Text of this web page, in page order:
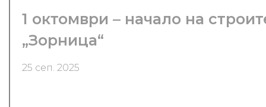
1 октомври – начало на
„Зорница“
25 сеп. 2025